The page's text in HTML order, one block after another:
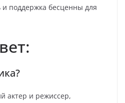
поддержка бесценны для
актер и режиссер,